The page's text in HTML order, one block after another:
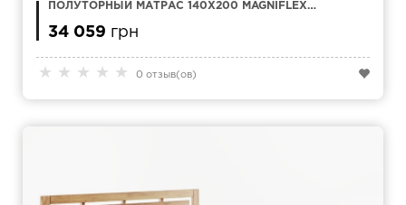
★ ★ ★ ★ ★ 0 отзыв(ов)
ПОЛУТОРНЫЙ МАТРАС 140Х200 MAGNIFLEX
34 059 грн